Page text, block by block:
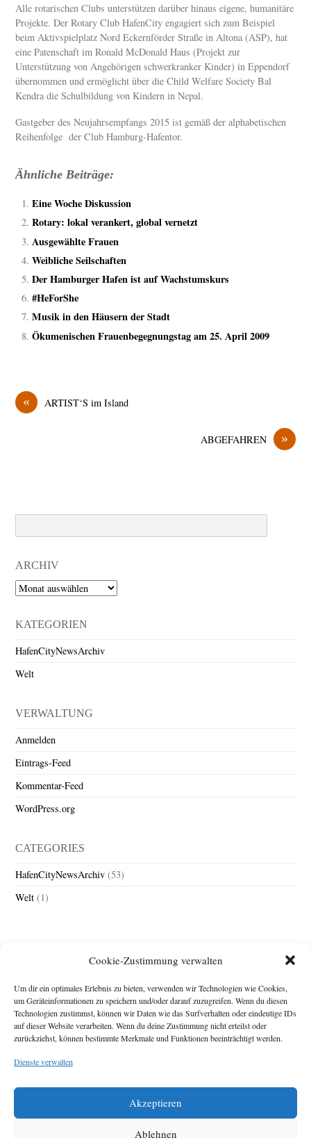
Cookie-Zustimmung verwalten
Um dir ein optimales Erlebnis zu bieten, verwenden wir Technologien wie Cookies,
um Geräteinformationen zu speichern und/oder darauf zuzugreifen. Wenn du diesen
Technologien zustimmst, können wir Daten wie das Surfverhalten oder eindeutige IDs
auf dieser Website verarbeiten. Wenn du deine Zustimmung nicht erteilst oder
zurückziehst, können bestimmte Merkmale und Funktionen beeinträchtigt werden.
Dienste verwalten
Akzeptieren
Ablehnen
Alle rotarischen Clubs unterstützen darüber hinaus eigene, humanitäre
Projekte. Der Rotary Club HafenCity engagiert sich zum Beispiel
beim Aktivspielplatz Nord Eckernförder Straße in Altona (ASP), hat
eine Patenschaft im Ronald McDonald Haus (Projekt zur
Unterstützung von Angehörigen schwerkranker Kinder) in Eppendorf
übernommen und ermöglicht über die Child Welfare Society Bal
Kendra die Schulbildung von Kindern in Nepal.
Gastgeber des Neujahrsempfangs 2015 ist gemäß der alphabetischen
Reihenfolge der Club Hamburg-Hafentor.
Ähnliche Beiträge:
Eine Woche Diskussion
Rotary: lokal verankert, global vernetzt
Ausgewählte Frauen
Weibliche Seilschaften
Der Hamburger Hafen ist auf Wachstumskurs
#HeForShe
Musik in den Häusern der Stadt
Ökumenischen Frauenbegegnungstag am 25. April 2009
« ARTIST‘S im Island
»
ABGEFAHREN
ARCHIV
Archiv
KATEGORIEN
HafenCityNewsArchiv
Welt
VERWALTUNG
Anmelden
Eintrags-Feed
Kommentar-Feed
WordPress.org
CATEGORIES
HafenCityNewsArchiv (53)
Welt (1)
Impressum
Michael Baden,
Diese Webseite stellt
zehn Jahre der